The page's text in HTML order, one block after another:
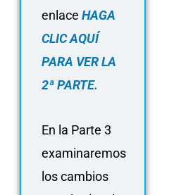
enlace HAGA
CLIC AQUÍ
PARA VER LA
2ª PARTE.
En la Parte 3
examinaremos
los cambios